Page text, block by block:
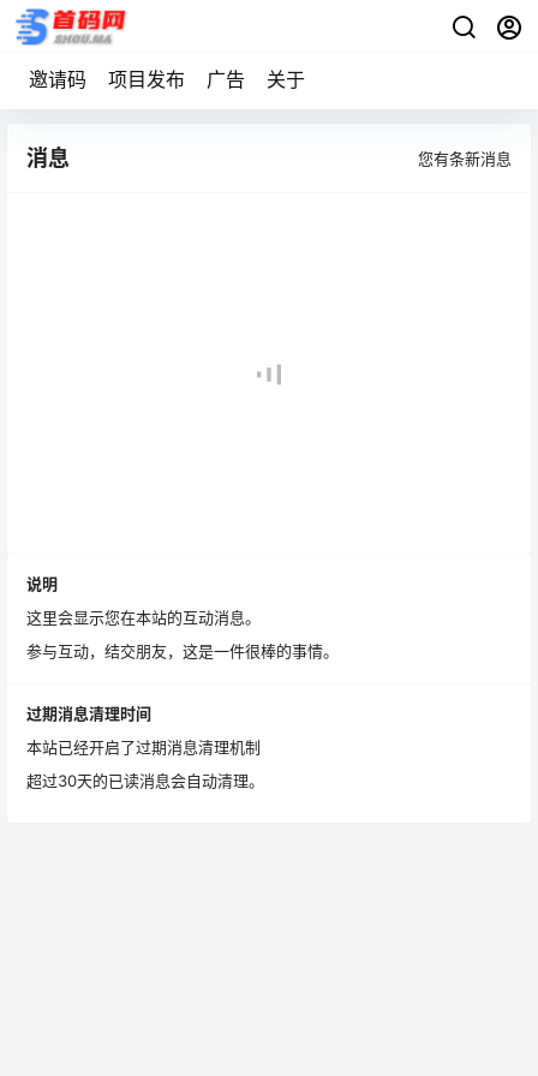
邀请码 项目发布 广告 关于
消息 您有条新消息
说明
这里会显示您在本站的互动消息。
参与互动，结交朋友，这是一件很棒的事情。
过期消息清理时间
本站已经开启了过期消息清理机制
超过30天的已读消息会自动清理。